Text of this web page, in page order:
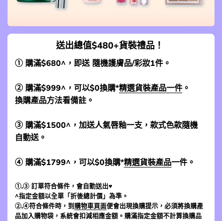
送出總值$480+貨裝禮品！
① 購滿$680^，即送 隨機護膚品/彩妝1件。
② 購滿$999^，可以$0換購*精選貨裝產品一件 。
換購產品方法看備註。
③ 購滿$1500^，加送人氣唇釉一支，款式色款隨機
自動送。
④ 購滿$1799^，可以$0換購*精選貨裝產品一件。
①,③ 訂單符合條件，會自動送出♥
^指定金額以全單「折後總計價」為準。
②,④符合條件時，到 購物車頁面便會出現換購提示，必須將換購產
品加入購物袋，系統會扣減相應金額。購滿指定金額不計算換購品